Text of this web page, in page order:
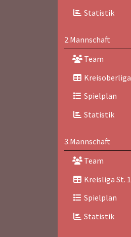
Statistik
2.Mannschaft
Team
Kreisoberliga
Spielplan
Statistik
3.Mannschaft
Team
Kreisliga St. 1
Spielplan
Statistik